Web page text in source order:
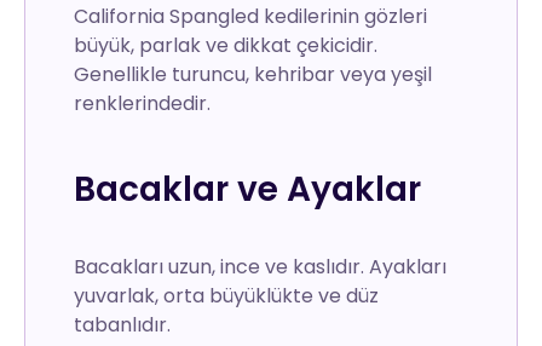
California Spangled kedilerinin gözleri
büyük, parlak ve dikkat çekicidir.
Genellikle turuncu, kehribar veya yeşil
renklerindedir.
Bacaklar ve Ayaklar
Bacakları uzun, ince ve kaslıdır. Ayakları
yuvarlak, orta büyüklükte ve düz
tabanlıdır.